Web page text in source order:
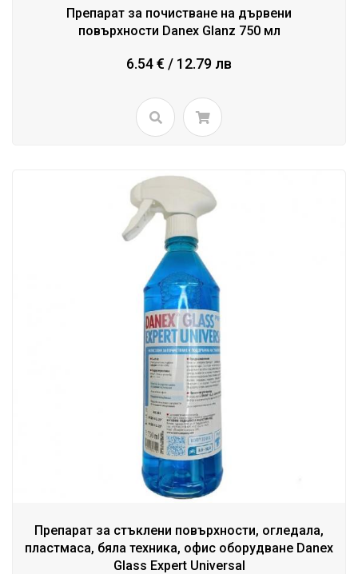
Препарат за почистване на дървени
повърхности Danex Glanz 750 мл
6.54 € / 12.79 лв
Препарат за стъклени повърхности, огледала,
пластмаса, бяла техника, офис оборудване Danex
Glass Expert Universal